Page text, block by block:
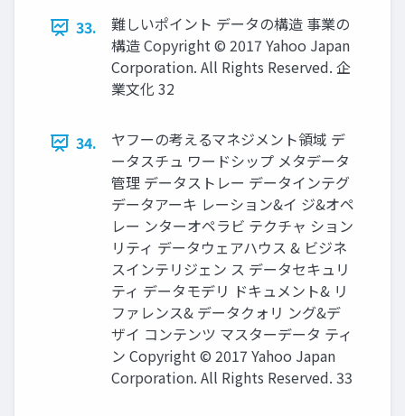
33.
難しいポイント データの構造 事業の
構造 Copyright © 2017 Yahoo Japan
Corporation. All Rights Reserved. 企
業文化 32
34.
ヤフーの考えるマネジメント領域 デ
ータスチュ ワードシップ メタデータ
管理 データストレー データインテグ
データアーキ レーション&イ ジ&オペ
レー ンターオペラビ テクチャ ション
リティ データウェアハウス & ビジネ
スインテリジェン ス データセキュリ
ティ データモデリ ドキュメント& リ
ファレンス& データクォリ ング&デ
ザイ コンテンツ マスターデータ ティ
ン Copyright © 2017 Yahoo Japan
Corporation. All Rights Reserved. 33